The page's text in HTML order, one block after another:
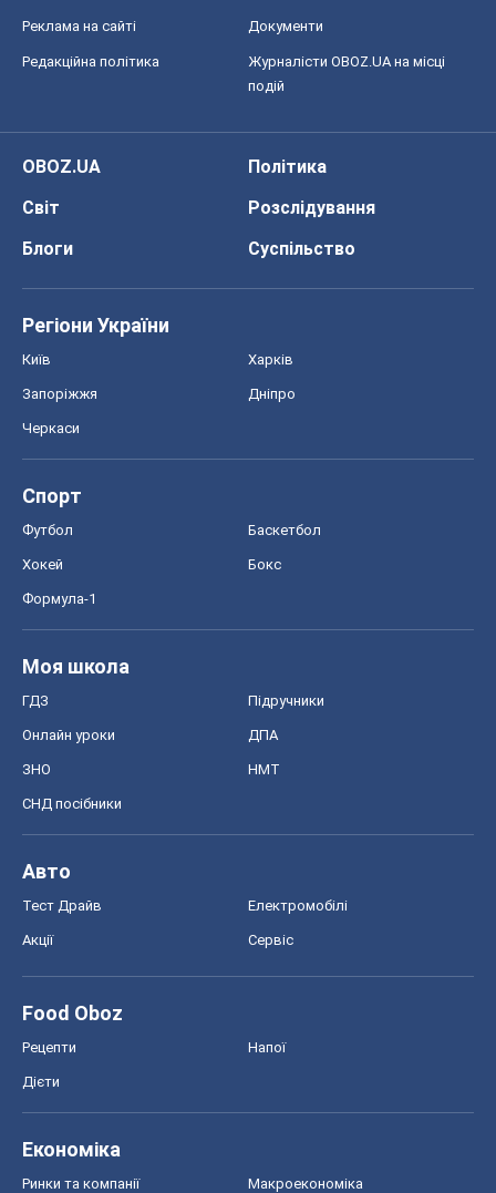
Реклама на сайті Документи
Редакційна політика
Журналісти OBOZ.UA на місці
подій
OBOZ.UA
Політика
Світ
Розслідування
Блоги
Суспільство
Регіони України
Київ Харків
Запоріжжя Дніпро
Черкаси
Спорт
Футбол Баскетбол
Хокей Бокс
Формула-1
Моя школа
ГДЗ Підручники
Онлайн уроки ДПА
ЗНО НМТ
СНД посібники
Авто
Тест Драйв Електромобілі
Акції Сервіс
Food Oboz
Рецепти Напої
Дієти
Економіка
Ринки та компанії Макроекономіка